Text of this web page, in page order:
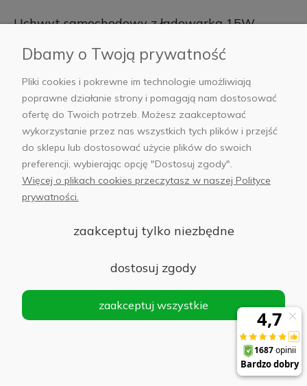
Uchwyt samochodowy z ładowarką 15W
Uchwyt samochodowy z ładowarką indukcyjną
Ugreen W708 Czarny - Black
97,00 zł
- Black
Dbamy o Twoją prywatność
Pliki cookies i pokrewne im technologie umożliwiają
poprawne działanie strony i pomagają nam dostosować
ofertę do Twoich potrzeb. Możesz zaakceptować
wykorzystanie przez nas wszystkich tych plików i przejść
do sklepu lub dostosować użycie plików do swoich
preferencji, wybierając opcję "Dostosuj zgody".
Więcej o plikach cookies przeczytasz w naszej Polityce
prywatności.
zaakceptuj tylko niezbędne
dostosuj zgody
zaakceptuj wszystkie